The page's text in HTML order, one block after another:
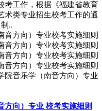
考工作，根据《福建省教育
术类专业招生校考工作的通
..
院音乐学（南音方向）专业
方向）专业 校考实施细则